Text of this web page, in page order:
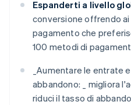
Espanderti a livello
conversione offrendo
pagamento che
100 metodi di
_Aumentare le entrate
abbandono: _
migliora
riduci il tasso di